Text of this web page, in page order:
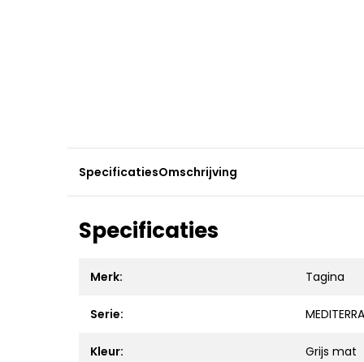
SpecificatiesOmschrijving
Specificaties
Merk: Tagina
Serie:
Kleur: Grijs mat